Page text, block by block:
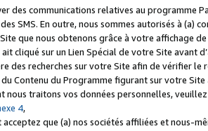
des communications relatives au programme
SMS. En outre, nous sommes autorisés à
que nous obtenons grâce à votre affichage
cliqué sur un Lien Spécial de votre Site avant
des recherches sur votre Site afin de vérifier
Contenu du Programme figurant sur votre
nous traitons vos données personnelles,
4,
acceptez que (a) nos sociétés affiliées et nous-